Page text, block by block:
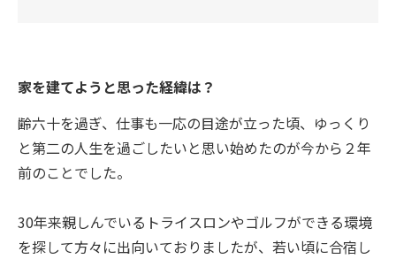
家を建てようと思った経緯は？
齢六十を過ぎ、仕事も一応の目途が立った頃、ゆっくり
と第二の人生を過ごしたいと思い始めたのが今から２年
前のことでした。
30年来親しんでいるトライスロンやゴルフができる環境
を探して方々に出向いておりましたが、若い頃に合宿し